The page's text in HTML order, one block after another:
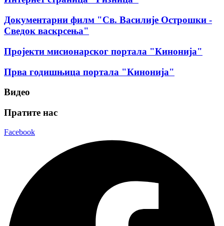
Документарни филм "Св. Василије Острошки -
Сведок васкрсења"
Пројекти мисионарског портала "Кинонија"
Прва годишњица портала "Кинонија"
Видео
Пратите нас
Facebook